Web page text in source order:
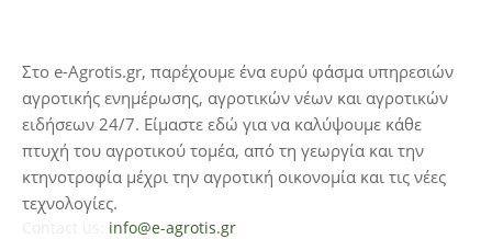
Στο e-Agrotis.gr, παρέχουμε ένα ευρύ φάσμα υπηρεσιών
αγροτικής ενημέρωσης, αγροτικών νέων και αγροτικών
ειδήσεων 24/7. Είμαστε εδώ για να καλύψουμε κάθε
πτυχή του αγροτικού τομέα, από τη γεωργία και την
κτηνοτροφία μέχρι την αγροτική οικονομία και τις νέες
τεχνολογίες.
info@e-agrotis.gr